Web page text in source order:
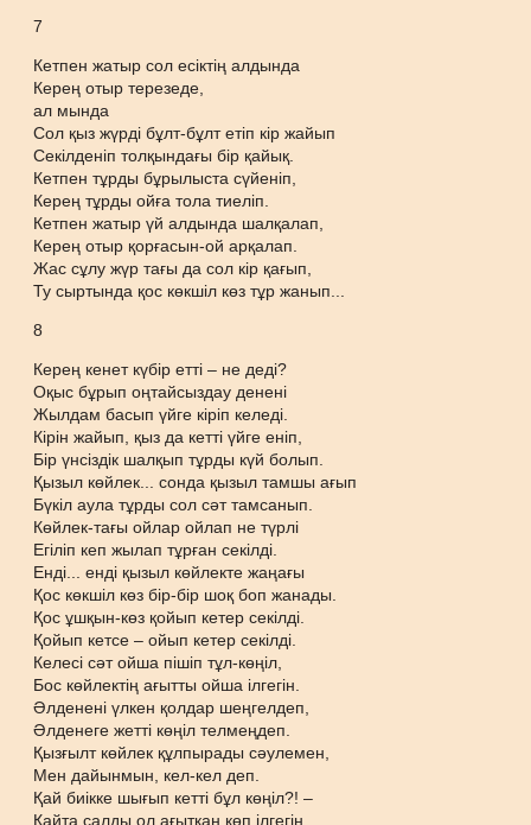
7
Кетпен жатыр сол есіктің алдында
Керең отыр терезеде,
ал мында
Сол қыз жүрді бұлт-бұлт етіп кір жайып
Секілденіп толқындағы бір қайық.
Кетпен тұрды бұрылыста сүйеніп,
Керең тұрды ойға тола тиеліп.
Кетпен жатыр үй алдында шалқалап,
Керең отыр қорғасын-ой арқалап.
Жас сұлу жүр тағы да сол кір қағып,
Ту сыртында қос көкшіл көз тұр жанып...
8
Керең кенет күбір етті – не деді?
Оқыс бұрып оңтайсыздау денені
Жылдам басып үйге кіріп келеді.
Кірін жайып, қыз да кетті үйге еніп,
Бір үнсіздік шалқып тұрды күй болып.
Қызыл көйлек... сонда қызыл тамшы ағып
Бүкіл аула тұрды сол сәт тамсанып.
Көйлек-тағы ойлар ойлап не түрлі
Егіліп кеп жылап тұрған секілді.
Енді... енді қызыл көйлекте жаңағы
Қос көкшіл көз бір-бір шоқ боп жанады.
Қос ұшқын-көз қойып кетер секілді.
Қойып кетсе – ойып кетер секілді.
Келесі сәт ойша пішіп тұл-көңіл,
Бос көйлектің ағытты ойша ілгегін.
Әлденені үлкен қолдар шеңгелдеп,
Әлденеге жетті көңіл телмеңдеп.
Қызғылт көйлек құлпырады сәулемен,
Мен дайынмын, кел-кел деп.
Қай биікке шығып кетті бұл көңіл?! –
Қайта салды ол ағытқан көп ілгегін.